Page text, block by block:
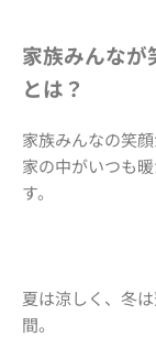
家族みんなが
とは？
家族みんなの笑
家の中がいつも
す。
夏は涼しく、 冬
間。